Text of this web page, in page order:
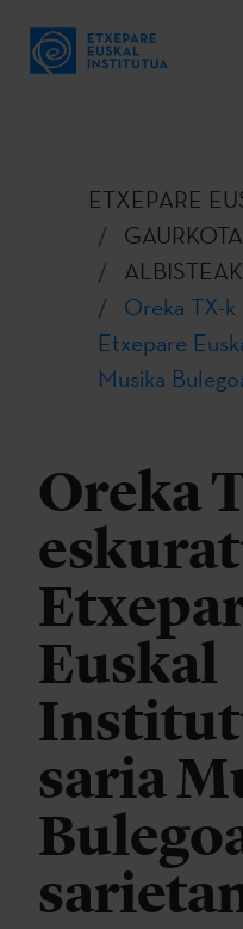
ETXEPARE
ALBISTEAK
Oreka TX-
Etxepare
Musika
Oreka
Euskal
saria